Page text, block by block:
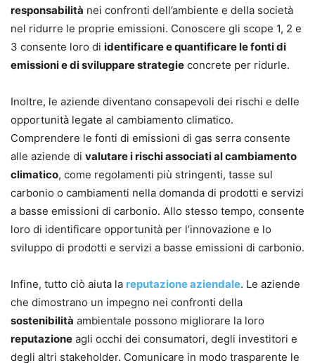
responsabilità nei confronti dell’ambiente e della società
nel ridurre le proprie emissioni. Conoscere gli scope 1, 2 e
3 consente loro di identificare e quantificare le fonti di
emissioni e di sviluppare strategie concrete per ridurle.
Inoltre, le aziende diventano consapevoli dei rischi e delle
opportunità legate al cambiamento climatico.
Comprendere le fonti di emissioni di gas serra consente
alle aziende di valutare i rischi associati al cambiamento
climatico, come regolamenti più stringenti, tasse sul
carbonio o cambiamenti nella domanda di prodotti e servizi
a basse emissioni di carbonio. Allo stesso tempo, consente
loro di identificare opportunità per l’innovazione e lo
sviluppo di prodotti e servizi a basse emissioni di carbonio.
Infine, tutto ciò aiuta la reputazione aziendale. Le aziende
che dimostrano un impegno nei confronti della
sostenibilità ambientale possono migliorare la loro
reputazione agli occhi dei consumatori, degli investitori e
degli altri stakeholder. Comunicare in modo trasparente le